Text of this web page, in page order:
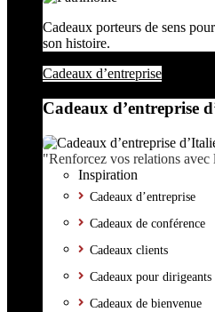
Cadeaux porteurs de sens
son histoire.
Cadeaux d’entreprise
Cadeaux d’entreprise
"Renforcez vos relations
Inspiration
Cadeaux d’entreprise
Cadeaux de conférence
Cadeaux clients
Cadeaux pour dirigeants
Cadeaux de bienvenue